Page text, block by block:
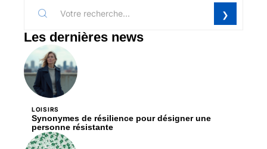
Les dernières news
LOISIRS
Synonymes de résilience pour désigner une
personne résistante